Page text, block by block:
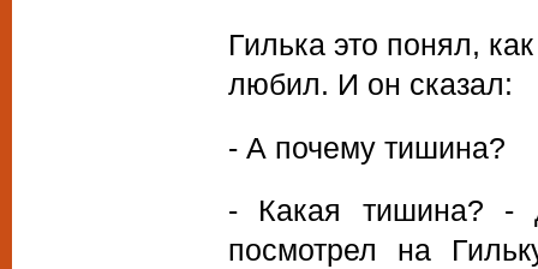
Гилька это понял,
любил. И он сказал:
- А почему тишина?
- Какая тишина? -
посмотрел на